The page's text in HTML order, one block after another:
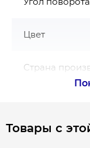
Цвет
Страна
Товары с